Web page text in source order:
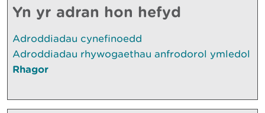
Yn yr adran hon hefyd
Adroddiadau cynefinoedd
Adroddiadau rhywogaethau anfrodorol ymledol
Rhagor